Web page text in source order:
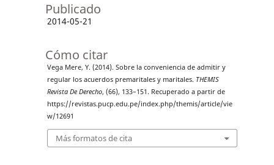
Publicado
2014-05-21
Cómo citar
Vega Mere, Y. (2014). Sobre la conveniencia de admitir y
regular los acuerdos premaritales y maritales. THEMIS
Revista De Derecho, (66), 133–151. Recuperado a partir de
https://revistas.pucp.edu.pe/index.php/themis/article/vie
w/12691
Más formatos de cita